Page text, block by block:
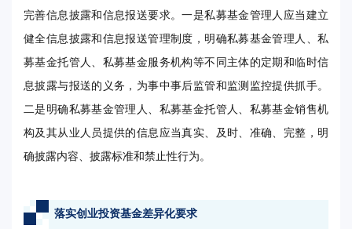
完善信息披露和信息报送要求。一是私募基金管理人应当建立
健全信息披露和信息报送管理制度，明确私募基金管理人、私
募基金托管人、私募基金服务机构等不同主体的定期和临时信
息披露与报送的义务，为事中事后监管和监测监控提供抓手。
二是明确私募基金管理人、私募基金托管人、私募基金销售机
构及其从业人员提供的信息应当真实、及时、准确、完整，明
确披露内容、披露标准和禁止性行为。
落实创业投资基金差异化要求